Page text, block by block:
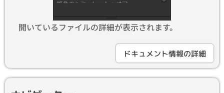
開いているファイルの詳細が表示されます。
ドキュメント情報の詳細